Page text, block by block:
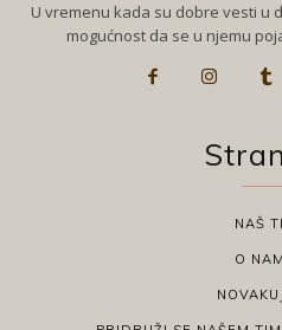
U vremenu kada su dobre vesti u
mogućnost da se u njemu
NAŠ
O